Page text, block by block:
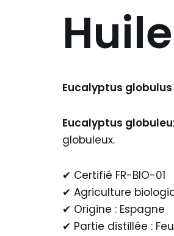
Eucalyptus globulus
Eucalyptus
globuleux.
✔ Certifié FR-BIO-01
✔ Agriculture
✔ Origine : Espagne
✔ Partie distillée :